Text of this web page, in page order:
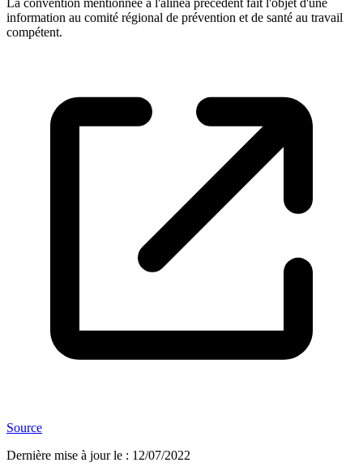
La convention mentionnée à l'alinéa précédent fait l'objet d'une
information au comité régional de prévention et de santé au travail
compétent.
Source
Dernière mise à jour le : 12/07/2022